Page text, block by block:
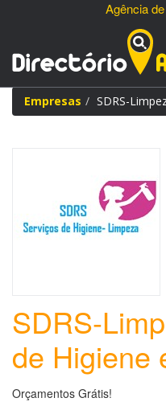
Agência
Empresas SDRS-
SDRS-
de Higiene
Orçamentos Grátis!